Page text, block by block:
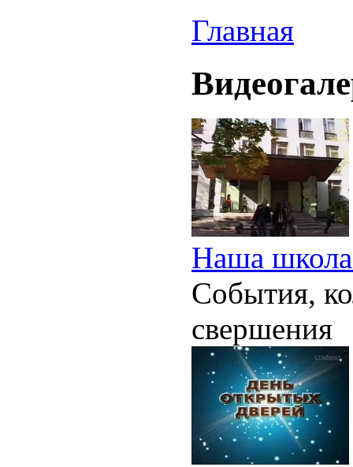
Главная
Наша
События,
свершения